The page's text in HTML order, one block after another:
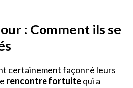
: Comment ils se
certainement façonné leurs
rencontre fortuitequi a